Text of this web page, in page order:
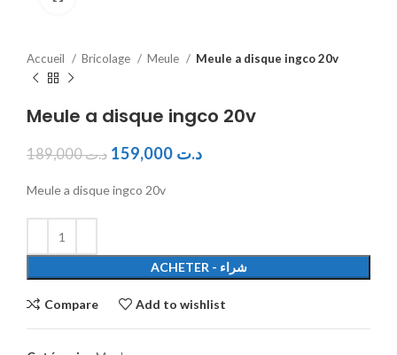
Accueil Bricolage Meule Meule a disque ingco 20v
Meule a disque ingco 20v
د.ت189,000 د.ت
Meule a disque ingco 20v
ACHETER - شراء
Compare Add to wishlist